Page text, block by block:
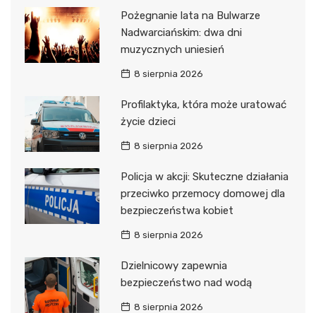
Pożegnanie lata na Bulwarze
Nadwarciańskim: dwa dni
muzycznych uniesień
8 sierpnia 2026
Profilaktyka, która może uratować
życie dzieci
8 sierpnia 2026
Policja w akcji: Skuteczne działania
przeciwko przemocy domowej dla
bezpieczeństwa kobiet
8 sierpnia 2026
Dzielnicowy zapewnia
bezpieczeństwo nad wodą
8 sierpnia 2026